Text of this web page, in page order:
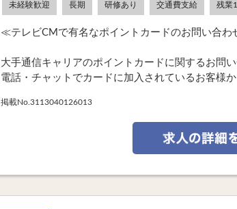
未経験歓迎 長期 研修あり 交通費支給 残業
≪テレビCMで有名なポイントカードのお問い合
大手通信キャリアのポイントカードに関するお問
電話・チャットでカードに加入されているお客様
掲載No.3113040126013